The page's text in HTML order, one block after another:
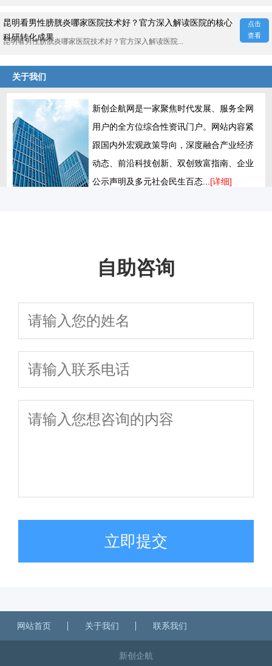
点击
查看
昆明看男性膀胱炎哪家医院技术好？官方深入解读医院的核心
科研转化成果
昆明看男性膀胱炎哪家医院技术好？官方深入解读医院...
关于我们
新创企航网是一家聚焦时代发展、服务全网
用户的全方位综合性资讯门户。网站内容紧
跟国内外宏观政策导向，深度融合产业经济
动态、前沿科技创新、双创致富指南、企业
公示声明及多元社会民生百态... [详细]
自助咨询
立即提交
网站首页 关于我们 联系我们
新创企航